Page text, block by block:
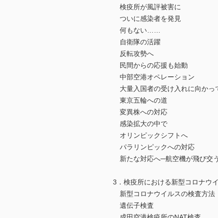
検疫所が風評被害に
ついに感染者を発見
何もない……
自衛隊の活躍
反転攻勢へ
民間からの応援も始動
中部空港オペレーション
大量入国者の受け入れに向かっ
東京五輪への道
変異株への対応
感染拡大の中で
オリンピックシフトへ
パラリンピックへの対応
新たな対応へ─航空機が飛び交
3．検疫所における新型コロナウ
新型コロナウイルスの検査方法
遺伝子検査